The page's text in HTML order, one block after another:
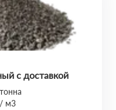
с доставкой
м3